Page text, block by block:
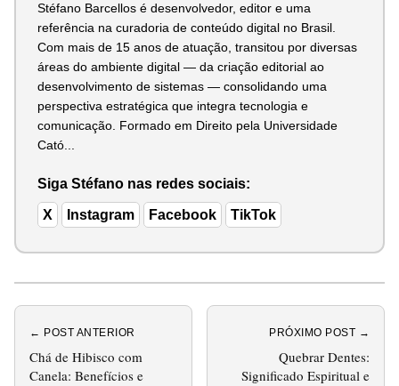
Stéfano Barcellos é desenvolvedor, editor e uma
referência na curadoria de conteúdo digital no Brasil.
Com mais de 15 anos de atuação, transitou por diversas
áreas do ambiente digital — da criação editorial ao
desenvolvimento de sistemas — consolidando uma
perspectiva estratégica que integra tecnologia e
comunicação. Formado em Direito pela Universidade
Cató...
Siga Stéfano nas redes sociais:
X Instagram Facebook TikTok
← POST ANTERIOR
Chá de Hibisco com
Canela: Benefícios e
PRÓXIMO POST →
Quebrar Dentes:
Significado Espiritual e